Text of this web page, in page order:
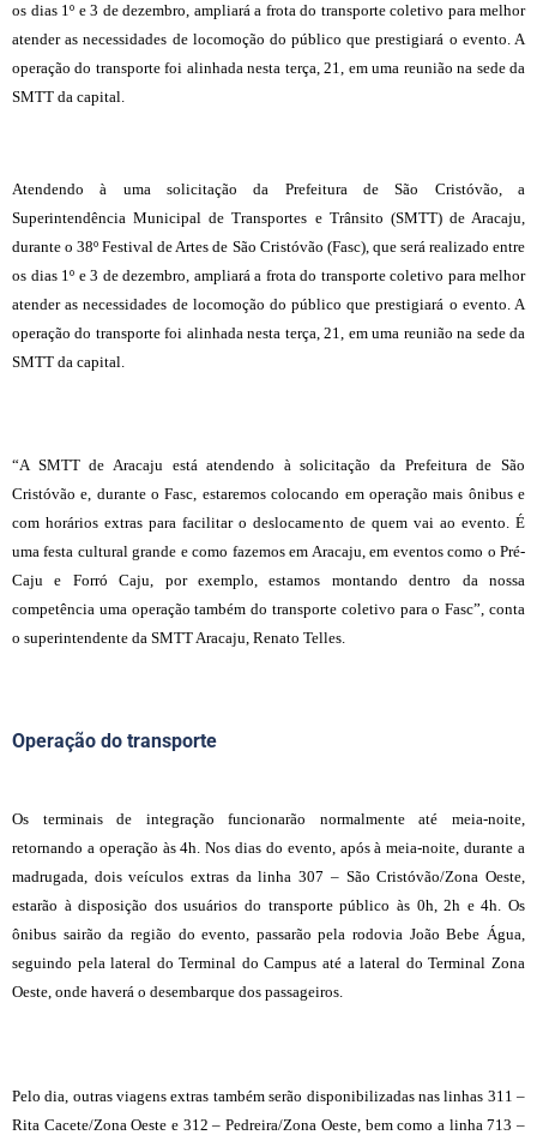
os dias 1º e 3 de dezembro, ampliará a frota do transporte coletivo para melhor
atender as necessidades de locomoção do público que prestigiará o evento. A
operação do transporte foi alinhada nesta terça, 21, em uma reunião na sede da
SMTT da capital.
Atendendo à uma solicitação da Prefeitura de São Cristóvão, a
Superintendência Municipal de Transportes e Trânsito (SMTT) de Aracaju,
durante o 38º Festival de Artes de São Cristóvão (Fasc), que será realizado entre
os dias 1º e 3 de dezembro, ampliará a frota do transporte coletivo para melhor
atender as necessidades de locomoção do público que prestigiará o evento. A
operação do transporte foi alinhada nesta terça, 21, em uma reunião na sede da
SMTT da capital.
“A SMTT de Aracaju está atendendo à solicitação da Prefeitura de São
Cristóvão e, durante o Fasc, estaremos colocando em operação mais ônibus e
com horários extras para facilitar o deslocamento de quem vai ao evento. É
uma festa cultural grande e como fazemos em Aracaju, em eventos como o Pré-
Caju e Forró Caju, por exemplo, estamos montando dentro da nossa
competência uma operação também do transporte coletivo para o Fasc”, conta
o superintendente da SMTT Aracaju, Renato Telles.
Operação do transporte
Os terminais de integração funcionarão normalmente até meia-noite,
retornando a operação às 4h. Nos dias do evento, após à meia-noite, durante a
madrugada, dois veículos extras da linha 307 – São Cristóvão/Zona Oeste,
estarão à disposição dos usuários do transporte público às 0h, 2h e 4h. Os
ônibus sairão da região do evento, passarão pela rodovia João Bebe Água,
seguindo pela lateral do Terminal do Campus até a lateral do Terminal Zona
Oeste, onde haverá o desembarque dos passageiros.
Pelo dia, outras viagens extras também serão disponibilizadas nas linhas 311 –
Rita Cacete/Zona Oeste e 312 – Pedreira/Zona Oeste, bem como a linha 713 –